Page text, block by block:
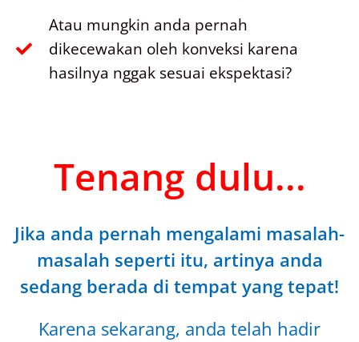
Atau mungkin anda pernah
dikecewakan oleh konveksi karena
hasilnya nggak sesuai ekspektasi?
Tenang dulu...
Jika anda pernah mengalami masalah-
masalah seperti itu, artinya anda
sedang berada di tempat yang tepat!
Karena sekarang, anda telah hadir